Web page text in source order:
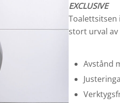
EXCLUSIVE
Toalettsitsen
stort urval
Avstånd